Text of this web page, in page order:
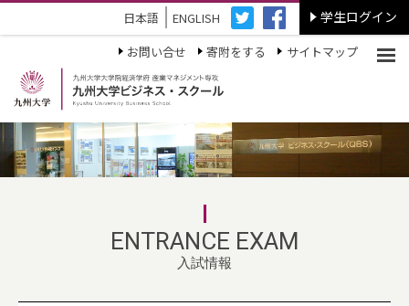
日本語 ENGLISH 学生ログイン
お問い合せ 寄附をする サイトマップ
ENTRANCE EXAM
入試情報